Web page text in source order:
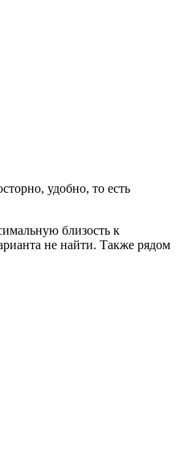
удобно, то есть
близость к
не найти. Также рядом